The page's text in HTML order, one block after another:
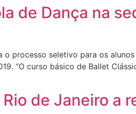
de Dança na
processo seletivo para os
“O curso básico de Ballet
de Janeiro a